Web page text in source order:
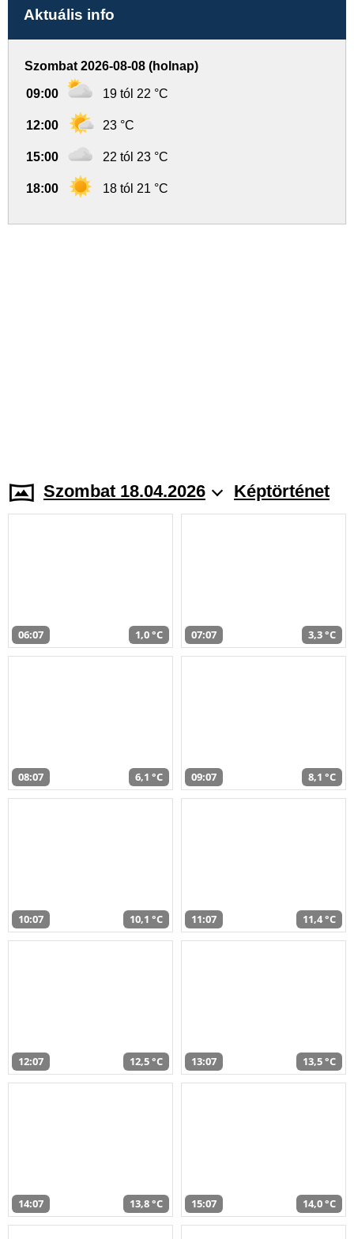
Aktuális info
Szombat 2026-08-08 (holnap)
09:00 19 tól 22 °C
12:00 23 °C
15:00 22 tól 23 °C
18:00 18 tól 21 °C
Szombat 18.04.2026 Képtörténet
06:07 1,0 °C 07:07 3,3 °C
08:07 6,1 °C 09:07 8,1 °C
10:07 10,1 °C 11:07 11,4 °C
12:07 12,5 °C 13:07 13,5 °C
14:07 13,8 °C 15:07 14,0 °C